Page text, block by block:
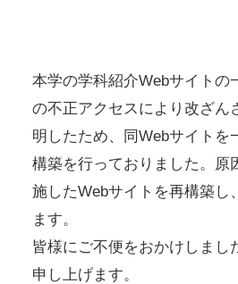
本学の学科紹介Webサイトの
の不正アクセスにより改ざん
明したため、同Webサイトを
構築を行っておりました。原
施したWebサイトを再構築し
ます。
皆様にご不便をおかけしまし
申し上げます。